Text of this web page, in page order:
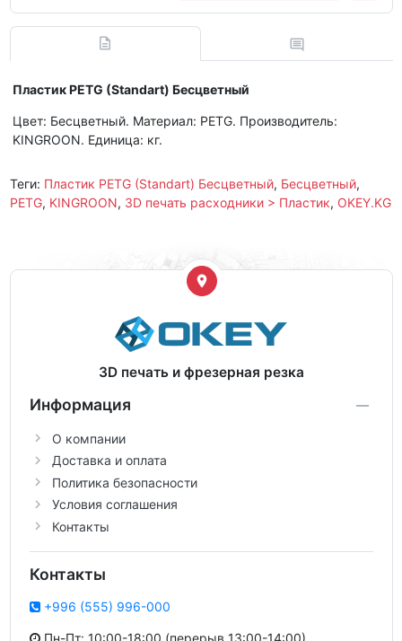
Пластик PETG (Standart) Бесцветный
Цвет: Бесцветный. Материал: PETG. Производитель:
KINGROON. Единица: кг.
Теги: Пластик PETG (Standart) Бесцветный, Бесцветный,
PETG, KINGROON, 3D печать расходники > Пластик, OKEY.KG
3D печать и фрезерная резка
Информация
О компании
Доставка и оплата
Политика безопасности
Условия соглашения
Контакты
Контакты
+996 (555) 996-000